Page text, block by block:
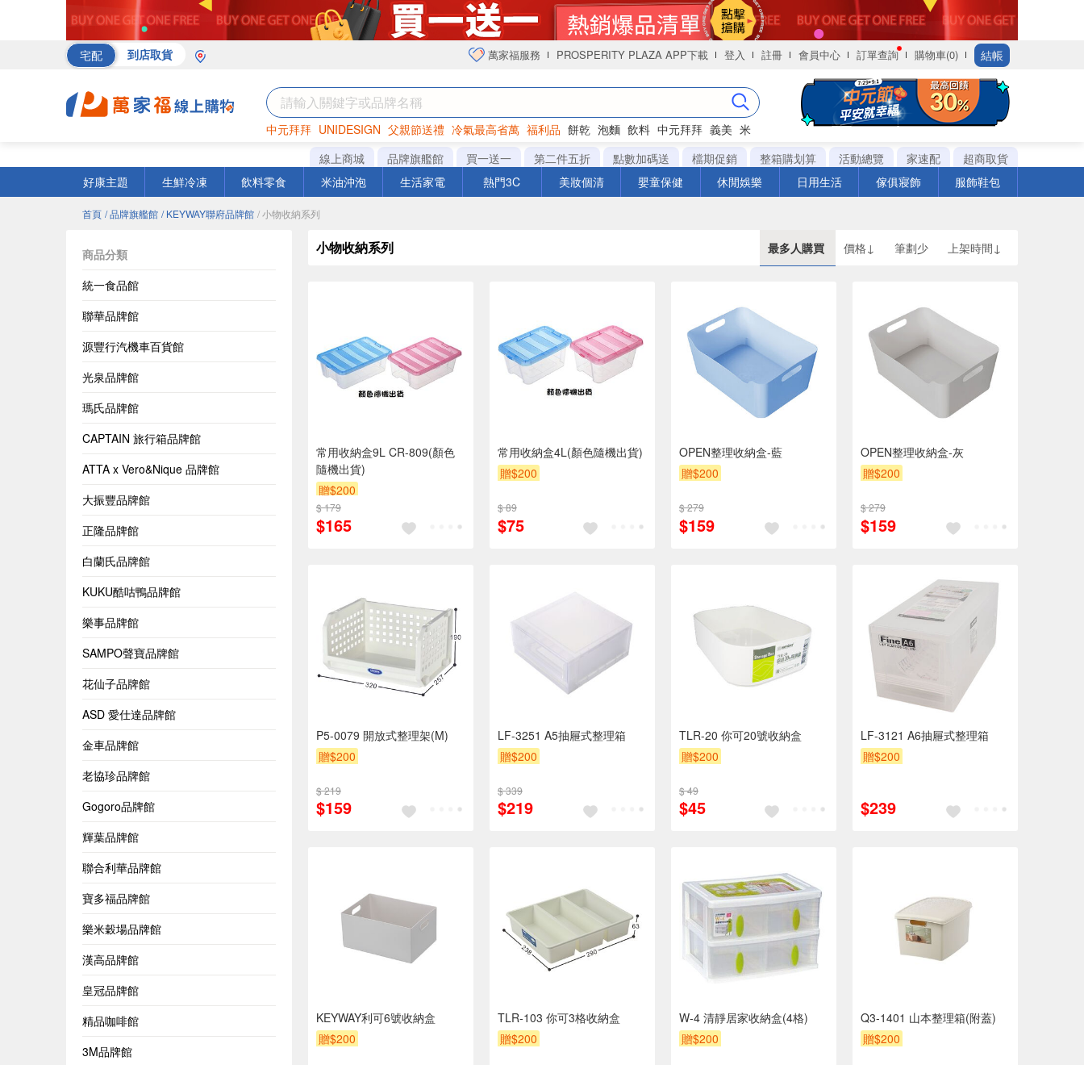
宅配 到店取貨 萬家福服務 PROSPERITY PLAZA APP下載 登入 註冊 會員中心 訂單查詢 購物車(0) 結帳
中元拜拜 UNIDESIGN 父親節送禮 冷氣最高省萬 福利品 餅乾 泡麵 飲料 中元拜拜 義美 米
巧克力 罐頭 衛生紙
線上商城 品牌旗艦館 買一送一 第二件五折 點數加碼送 檔期促銷 整箱購划算 活動總覽 家速配
超商取貨
好康主題
生鮮冷凍 飲料零食 米油沖泡 生活家電 熱門3C 美妝個清 嬰童保健 休閒娛樂 日用生活 傢俱寢飾 服飾鞋包
首頁 / 品牌旗艦館 / KEYWAY聯府品牌館 / 小物收納系列
商品分類
統一食品館
聯華品牌館
源豐行汽機車百貨館
光泉品牌館
瑪氏品牌館
CAPTAIN 旅行箱品牌館
ATTA x Vero&Nique 品牌館
大振豐品牌館
正隆品牌館
白蘭氏品牌館
KUKU酷咕鴨品牌館
樂事品牌館
SAMPO聲寶品牌館
花仙子品牌館
ASD 愛仕達品牌館
金車品牌館
老協珍品牌館
Gogoro品牌館
輝葉品牌館
聯合利華品牌館
寶多福品牌館
樂米穀場品牌館
漢高品牌館
皇冠品牌館
精品咖啡館
3M品牌館
小物收納系列 最多人購買 價格↓ 筆劃少 上架時間↓
常用收納盒9L CR-809(顏色
隨機出貨)
贈$200
$ 179
$165
常用收納盒4L(顏色隨機出貨)
贈$200
$ 89
$75
OPEN整理收納盒-藍
贈$200
$ 279
$159
OPEN整理收納盒-灰
贈$200
$ 279
$159
P5-0079 開放式整理架(M)
贈$200
$ 219
$159
LF-3251 A5抽屜式整理箱
贈$200
$ 339
$219
TLR-20 你可20號收納盒
贈$200
$ 49
$45
LF-3121 A6抽屜式整理箱
贈$200
$239
KEYWAY利可6號收納盒
贈$200
TLR-103 你可3格收納盒
贈$200
W-4 清靜居家收納盒(4格)
贈$200
Q3-1401 山本整理箱(附蓋)
贈$200